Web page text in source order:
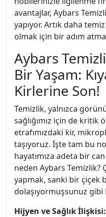
avantajlar, Aybars
yapıyor. Artık daha
olmak için bir adım
Aybars
Bir Yaşam:
Kirlerine Son!
Temizlik, yalnızca
sağlığımız için de kritik
etrafımızdaki kir,
taşıyoruz. İşte tam bu
hayatımıza adeta bir
neden Aybars
yapmak, sanki bir çiçek
dolaşıyormuşsunuz
Hijyen ve Sağlık İlişkisi: